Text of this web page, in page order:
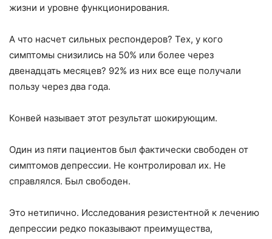
жизни и уровне функционирования.
А что насчет сильных респондеров? Тех, у кого
симптомы снизились на 50% или более через
двенадцать месяцев? 92% из них все еще получали
пользу через два года.
Конвей называет этот результат шокирующим.
Один из пяти пациентов был фактически свободен от
симптомов депрессии. Не контролировал их. Не
справлялся. Был свободен.
Это нетипично. Исследования резистентной к лечению
депрессии редко показывают преимущества,